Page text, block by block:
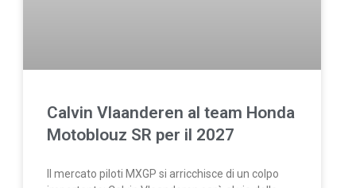
Calvin Vlaanderen al team Honda
Motoblouz SR per il 2027
Il mercato piloti MXGP si arricchisce di un colpo